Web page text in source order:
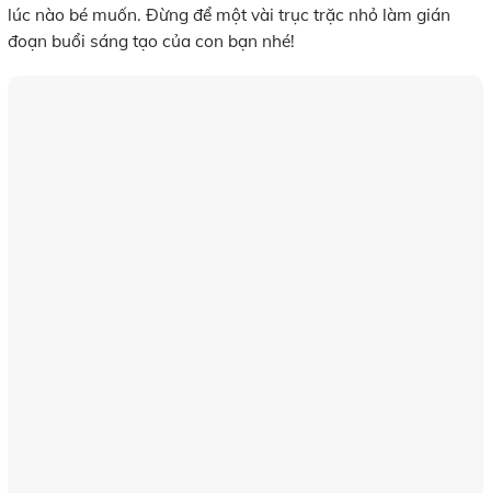
lúc nào bé muốn. Đừng để một vài trục trặc nhỏ làm gián
đoạn buổi sáng tạo của con bạn nhé!